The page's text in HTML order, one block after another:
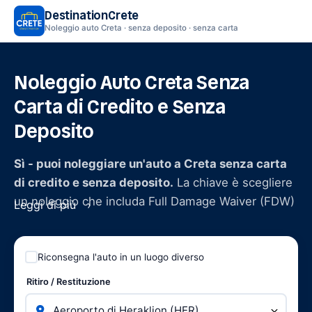
DestinationCrete
Noleggio auto Creta · senza deposito · senza carta
Noleggio Auto Creta Senza
Carta di Credito e Senza
Deposito
Sì - puoi noleggiare un'auto a Creta senza carta
di credito e senza deposito. La chiave è scegliere
un noleggio che includa Full Damage Waiver (FDW)
responsabilità è ridotta a zero, la società di
noleggio non ha motivo di bloccare fondi sulla tua
carta né di richiedere un deposito cauzionale. La
maggior parte degli operatori locali cretesi offre
Leggi di più
Riconsegna l'auto in un luogo diverso
Ritiro / Restituzione